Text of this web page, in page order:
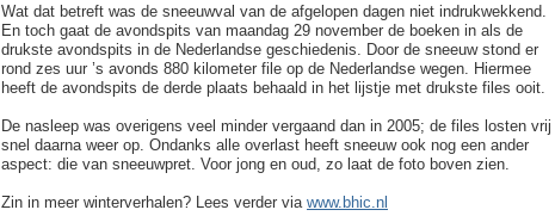
Wat dat betreft was de sneeuwval van de afgelopen dagen niet indrukwekkend.
En toch gaat de avondspits van maandag 29 november de boeken in als de
drukste avondspits in de Nederlandse geschiedenis. Door de sneeuw stond er
rond zes uur ’s avonds 880 kilometer file op de Nederlandse wegen. Hiermee
heeft de avondspits de derde plaats behaald in het lijstje met drukste files ooit.
De nasleep was overigens veel minder vergaand dan in 2005; de files losten vrij
snel daarna weer op. Ondanks alle overlast heeft sneeuw ook nog een ander
aspect: die van sneeuwpret. Voor jong en oud, zo laat de foto boven zien.
Zin in meer winterverhalen? Lees verder via www.bhic.nl